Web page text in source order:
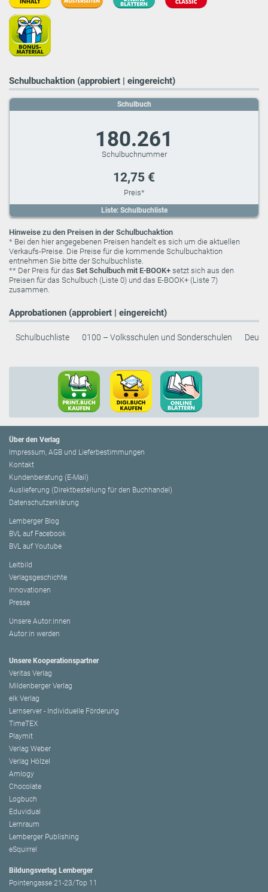
Schulbuchaktion (approbiert | eingereicht)
Liste: Schulbuchliste
Schulbuch
180.261
12,75 €
Hinweise zu den Preisen in der Schulbuchaktion
* Bei den hier angegebenen Preisen handelt es sich um die aktuellen
Verkaufs-Preise. Die Preise für die kommende Schulbuchaktion
entnehmen Sie bitte der Schulbuchliste.
** Der Preis für das Set Schulbuch mit E-BOOK+ setzt sich aus den
Preisen für das Schulbuch (Liste 0) und das E-BOOK+ (Liste 7)
zusammen.
Approbationen (approbiert | eingereicht)
Schulbuchliste 0100 – Volksschulen und Sonderschulen
Über den Verlag
Impressum, AGB und Lieferbestimmungen
Kontakt
Kundenberatung (E-Mail)
Auslieferung (Direktbestellung für den Buchhandel)
Datenschutzerklärung
Lemberger Blog
BVL auf Facebook
BVL auf Youtube
Leitbild
Verlagsgeschichte
Innovationen
Presse
Unsere Autor:innen
Autor:in werden
Unsere Kooperationspartner
Veritas Verlag
Mildenberger Verlag
elk Verlag
Lernserver - Individuelle Förderung
TimeTEX
Playmit
Verlag Weber
Verlag Hölzel
Amlogy
Chocolate
Logbuch
Eduvidual
Lernraum
Lemberger Publishing
eSquirrel
Bildungsverlag Lemberger
Pointengasse 21-23/Top 11